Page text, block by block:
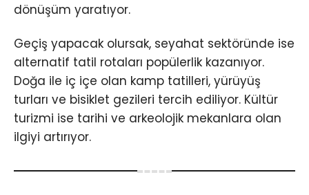
dönüşüm yaratıyor.
Geçiş yapacak olursak, seyahat sektöründe ise
alternatif tatil rotaları popülerlik kazanıyor.
Doğa ile iç içe olan kamp tatilleri, yürüyüş
turları ve bisiklet gezileri tercih ediliyor. Kültür
turizmi ise tarihi ve arkeolojik mekanlara olan
ilgiyi artırıyor.